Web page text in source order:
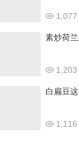
1,077
素炒荷
1,203
白扁豆
1,116